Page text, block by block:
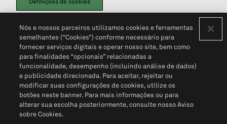
Política de PrivacidadePortal de privacidade do cliente (em inglês)
Não Venda Minhas Informações Pessoais© 2026 S&P Global
Nós e nossos parceiros utilizamos cookies e ferramentas
semelhantes (“Cookies”) conforme necessário para
fornecer serviços digitais e operar nosso site, bem como
para finalidades “opcionais” relacionadas a
funcionalidade, desempenho (incluindo análise de dados)
e publicidade direcionada. Para aceitar, rejeitar ou
modificar suas configurações de cookies, utilize os
botões neste banner. Para mais informações ou para
alterar sua escolha posteriormente, consulte nosso Aviso
sobre Cookies.